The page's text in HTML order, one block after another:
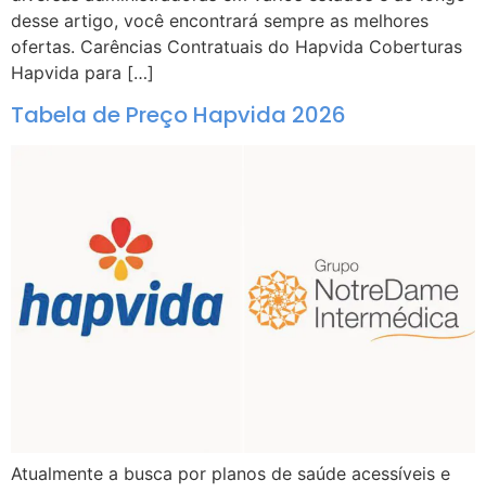
desse artigo, você encontrará sempre as melhores
ofertas. Carências Contratuais do Hapvida Coberturas
Hapvida para […]
Tabela de Preço Hapvida 2026
Atualmente a busca por planos de saúde acessíveis e